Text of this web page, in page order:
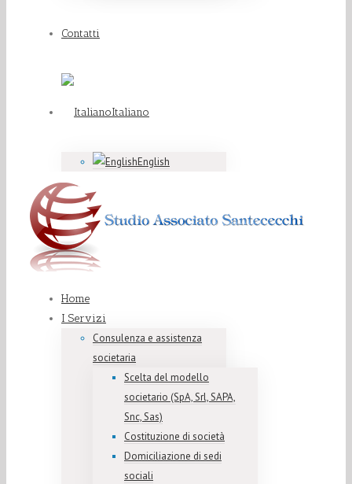
Contatti
Italiano
English
Home
I Servizi
Consulenza e assistenza
societaria
Scelta del modello
societario (SpA, Srl, SAPA,
Snc, Sas)
Costituzione di società
Domiciliazione di sedi
sociali